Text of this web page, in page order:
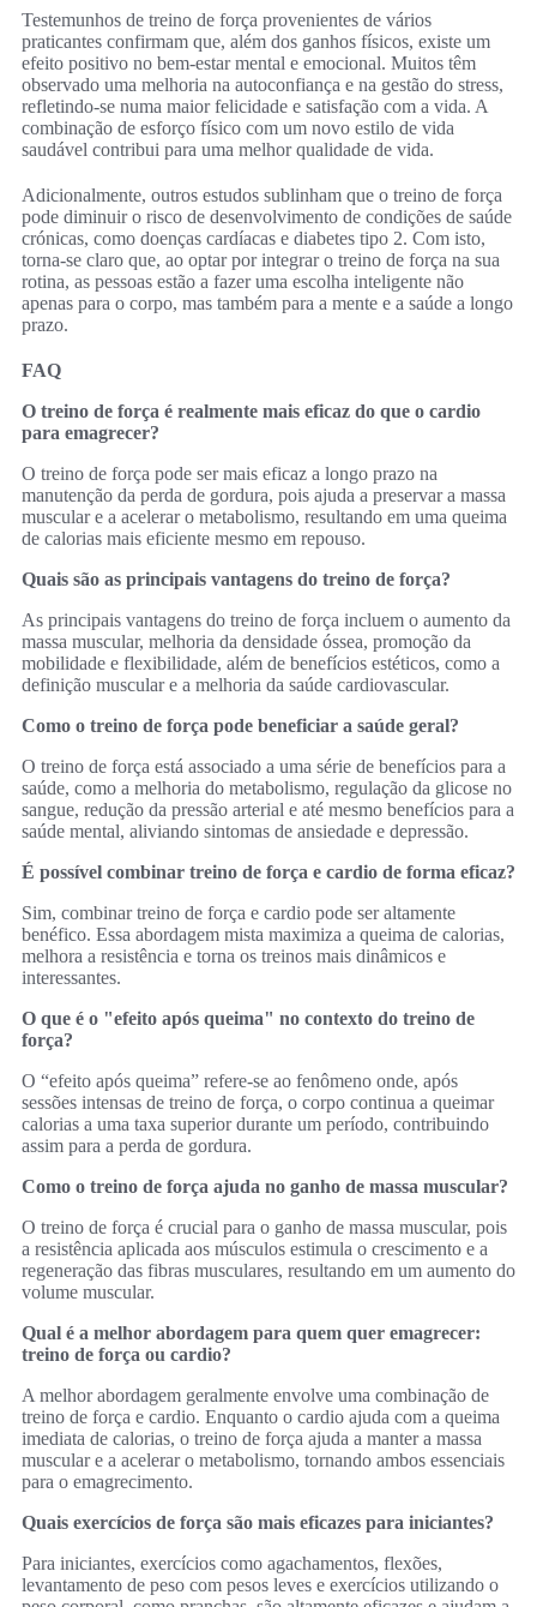
Testemunhos de treino de força provenientes de vários
praticantes confirmam que, além dos ganhos físicos, existe um
efeito positivo no bem-estar mental e emocional. Muitos têm
observado uma melhoria na autoconfiança e na gestão do stress,
refletindo-se numa maior felicidade e satisfação com a vida. A
combinação de esforço físico com um novo estilo de vida
saudável contribui para uma melhor qualidade de vida.
Adicionalmente, outros estudos sublinham que o treino de força
pode diminuir o risco de desenvolvimento de condições de saúde
crónicas, como doenças cardíacas e diabetes tipo 2. Com isto,
torna-se claro que, ao optar por integrar o treino de força na sua
rotina, as pessoas estão a fazer uma escolha inteligente não
apenas para o corpo, mas também para a mente e a saúde a longo
prazo.
FAQ
O treino de força é realmente mais eficaz do que o cardio
para emagrecer?
O treino de força pode ser mais eficaz a longo prazo na
manutenção da perda de gordura, pois ajuda a preservar a massa
muscular e a acelerar o metabolismo, resultando em uma queima
de calorias mais eficiente mesmo em repouso.
Quais são as principais vantagens do treino de força?
As principais vantagens do treino de força incluem o aumento da
massa muscular, melhoria da densidade óssea, promoção da
mobilidade e flexibilidade, além de benefícios estéticos, como a
definição muscular e a melhoria da saúde cardiovascular.
Como o treino de força pode beneficiar a saúde geral?
O treino de força está associado a uma série de benefícios para a
saúde, como a melhoria do metabolismo, regulação da glicose no
sangue, redução da pressão arterial e até mesmo benefícios para a
saúde mental, aliviando sintomas de ansiedade e depressão.
É possível combinar treino de força e cardio de forma eficaz?
Sim, combinar treino de força e cardio pode ser altamente
benéfico. Essa abordagem mista maximiza a queima de calorias,
melhora a resistência e torna os treinos mais dinâmicos e
interessantes.
O que é o "efeito após queima" no contexto do treino de
força?
O “efeito após queima” refere-se ao fenômeno onde, após
sessões intensas de treino de força, o corpo continua a queimar
calorias a uma taxa superior durante um período, contribuindo
assim para a perda de gordura.
Como o treino de força ajuda no ganho de massa muscular?
O treino de força é crucial para o ganho de massa muscular, pois
a resistência aplicada aos músculos estimula o crescimento e a
regeneração das fibras musculares, resultando em um aumento do
volume muscular.
Qual é a melhor abordagem para quem quer emagrecer:
treino de força ou cardio?
A melhor abordagem geralmente envolve uma combinação de
treino de força e cardio. Enquanto o cardio ajuda com a queima
imediata de calorias, o treino de força ajuda a manter a massa
muscular e a acelerar o metabolismo, tornando ambos essenciais
para o emagrecimento.
Quais exercícios de força são mais eficazes para iniciantes?
Para iniciantes, exercícios como agachamentos, flexões,
levantamento de peso com pesos leves e exercícios utilizando o